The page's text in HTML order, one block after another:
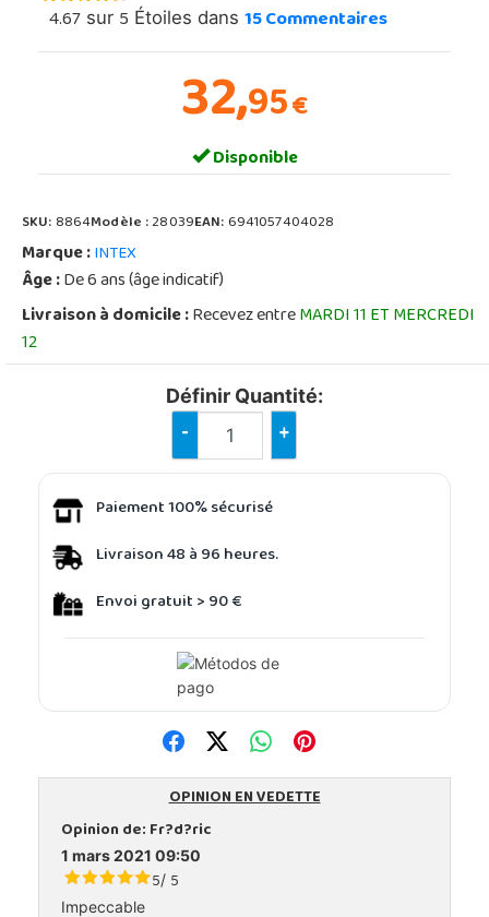
4.67 sur 5 Étoiles dans 15Commentaires
32,95€
Disponible
SKU:8864Modèle :28039EAN:6941057404028
Marque :INTEX
Âge :De 6 ans (âge indicatif)
Livraison à domicile :Recevez entreMARDI 11 ET MERCREDI
12
Définir Quantité:
- +
Paiement 100% sécurisé
Livraison 48 à 96 heures.
Envoi gratuit > 90 €
OPINION EN VEDETTE
Opinion de:Fr?d?ric
1 mars 2021 09:50
5/ 5
Impeccable